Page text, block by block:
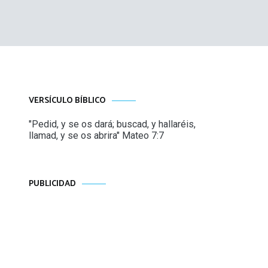
VERSÍCULO BÍBLICO
"Pedid, y se os dará; buscad, y hallaréis,
llamad, y se os abrira" Mateo 7:7
PUBLICIDAD